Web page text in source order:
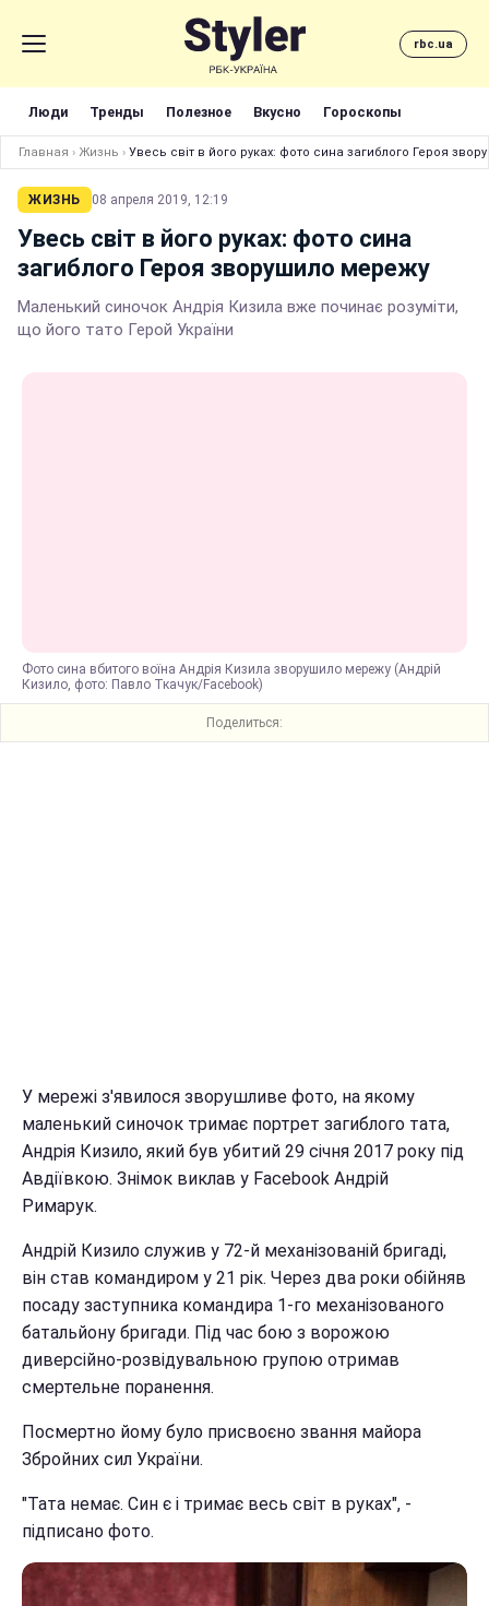
rbc.ua
Люди Тренды Полезное Вкусно Гороскопы
Главная › Жизнь › Увесь світ в його руках: фото сина загиблого Героя
ЖИЗНЬ 08 апреля 2019, 12:19
Увесь світ в його руках: фото сина
загиблого Героя зворушило мережу
Маленький синочок Андрія Кизила вже починає розуміти,
що його тато Герой України
Фото сина вбитого воїна Андрія Кизила зворушило мережу (Андрій
Кизило, фото: Павло Ткачук/Facebook)
Поделиться:
У мережі з'явилося зворушливе фото, на якому
маленький синочок тримає портрет загиблого тата,
Андрія Кизило, який був убитий 29 січня 2017 року під
Авдіївкою. Знімок виклав у Facebook Андрій
Римарук.
Андрій Кизило служив у 72-й механізованій бригаді,
він став командиром у 21 рік. Через два роки обійняв
посаду заступника командира 1-го механізованого
батальйону бригади. Під час бою з ворожою
диверсійно-розвідувальною групою отримав
смертельне поранення.
Посмертно йому було присвоєно звання майора
Збройних сил України.
"Тата немає. Син є і тримає весь світ в руках", -
підписано фото.